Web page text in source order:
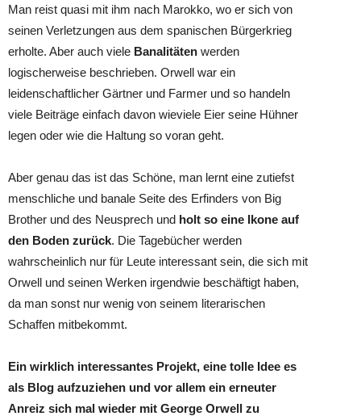
Man reist quasi mit ihm nach Marokko, wo er sich von
seinen Verletzungen aus dem spanischen Bürgerkrieg
erholte. Aber auch viele Banalitäten werden
logischerweise beschrieben. Orwell war ein
leidenschaftlicher Gärtner und Farmer und so handeln
viele Beiträge einfach davon wieviele Eier seine Hühner
legen oder wie die Haltung so voran geht.
Aber genau das ist das Schöne, man lernt eine zutiefst
menschliche und banale Seite des Erfinders von Big
Brother und des Neusprech und holt so eine Ikone auf
den Boden zurück. Die Tagebücher werden
wahrscheinlich nur für Leute interessant sein, die sich mit
Orwell und seinen Werken irgendwie beschäftigt haben,
da man sonst nur wenig von seinem literarischen
Schaffen mitbekommt.
Ein wirklich interessantes Projekt, eine tolle Idee es
als Blog aufzuziehen und vor allem ein erneuter
Anreiz sich mal wieder mit George Orwell zu